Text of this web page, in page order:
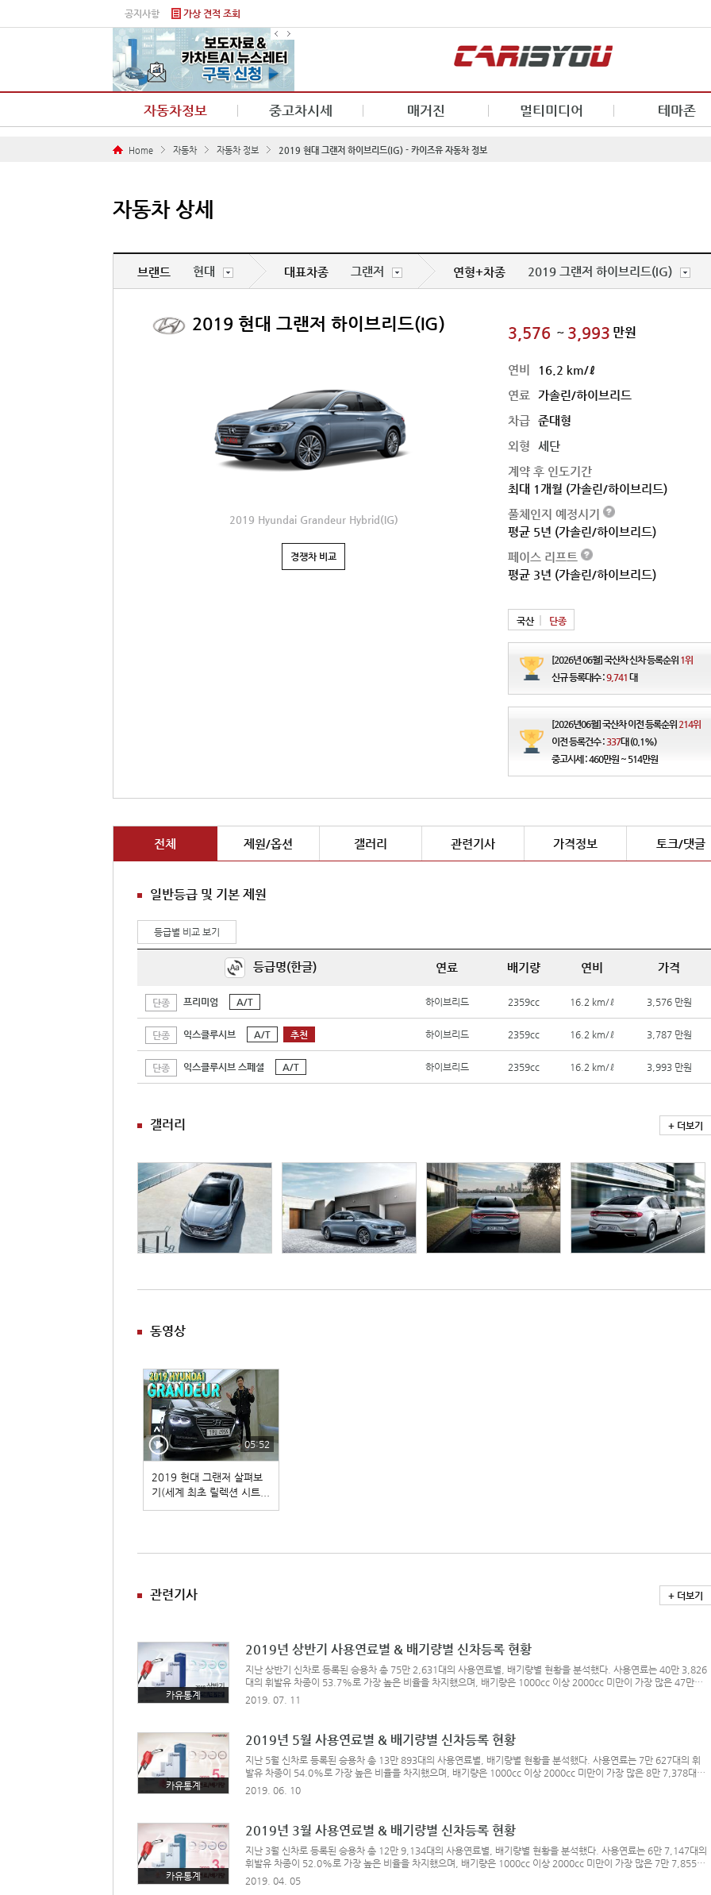
공지사항 가상 견적 조회
자동차정보 중고차시세 매거진 멀티미디어 테마존
Home 자동차 자동차 정보 2019 현대 그랜저 하이브리드(IG) - 카이즈유 자동차 정보
자동차 상세
브랜드 현대 대표차종 그랜저 연형+차종 2019 그랜저 하이브리드(IG)
2019 현대 그랜저 하이브리드(IG)
2019 Hyundai Grandeur Hybrid(IG)
경쟁차 비교
3,576 ~ 3,993 만원
연비
16.2 km/ℓ
연료
가솔린/하이브리드
차급 준대형
외형
세단
계약 후 인도기간
최대 1개월 (가솔린/하이브리드)
풀체인지 예정시기
평균 5년 (가솔린/하이브리드)
페이스 리프트
평균 3년 (가솔린/하이브리드)
국산 단종
[2026년 06월] 국산차 신차 등록순위 1위
신규 등록대수 :9,741 대
[2026년06월] 국산차 이전 등록순위 214위
이전 등록건수 : 337대 (0.1%)
중고시세 : 460만원 ~ 514만원
2018 기아 뉴 K7 하이브리드(YG)
16.2 ㎞/ℓ
3,522 ~ 3,900만원
2020 기아 K7 프리
가격
3,620 ~
전체 제원/옵션 갤러리 관련기사 가격정보 토크/댓글
일반등급 및 기본 제원
등급별 비교 보기
등급명(한글) 연료 배기량 연비 가격
단종 프리미엄 A/T 하이브리드 2359cc 16.2 km/ℓ 3,576 만원
단종 익스클루시브 A/T 추천 하이브리드 2359cc 16.2 km/ℓ 3,787 만원
단종 익스클루시브 스페셜 A/T 하이브리드 2359cc 16.2 km/ℓ 3,993 만원
갤러리 + 더보기
동영상
2019 현대 그랜저 살펴보
기(세계 최초 릴렉션 시트...
05:52
관련기사 + 더보기
카유통계
2019년 상반기 사용연료별 & 배기량별 신차등록 현황
지난 상반기 신차로 등록된 승용차 총 75만 2,631대의 사용연료별, 배기량별 현황을 분석했다. 사용연료는 40만 3,826
대의 휘발유 차종이 53.7%로 가장 높은 비율을 차지했으며, 배기량은 1000cc 이상 2000cc 미만이 가장 많은 47만
6,202대로 63.1%를 차지했다.연료별 / 배기량별 그래프 > 하단 버튼 클릭!휘발유 차종 중에는 현대 그랜저의 신차등록
대수가 가장 많았고, 이어서 현대 아반떼와 쏘나타가 상위권을 형성했다. 경유 차종은 현대 싼타페, 기아 카니발, 기아 쏘
2019. 07. 11
카유통계
2019년 5월 사용연료별 & 배기량별 신차등록 현황
지난 5월 신차로 등록된 승용차 총 13만 893대의 사용연료별, 배기량별 현황을 분석했다. 사용연료는 7만 627대의 휘
발유 차종이 54.0%로 가장 높은 비율을 차지했으며, 배기량은 1000cc 이상 2000cc 미만이 가장 많은 8만 7,378대로
66.8%를 차지했다.연료별 / 배기량별 그래프 > 하단 버튼 클릭!휘발유 차종 중에는 현대 쏘나타의 신차등록대수가 가
장 많았고, 이어서 현대 아반떼와 그랜저가 상위권을 형성했다. 경유 차종은 기아 카니발, 현대 싼타페, 기아 쏘렌토가 상
2019. 06. 10
카유통계
2019년 3월 사용연료별 & 배기량별 신차등록 현황
지난 3월 신차로 등록된 승용차 총 12만 9,134대의 사용연료별, 배기량별 현황을 분석했다. 사용연료는 6만 7,147대의
휘발유 차종이 52.0%로 가장 높은 비율을 차지했으며, 배기량은 1000cc 이상 2000cc 미만이 가장 많은 7만 7,855대
로 60.3%를 차지했다.연료별 / 배기량별 그래프 > 하단 버튼 클릭!휘발유 차종 중에는 현대 그랜저의 신차등록대수가
가장 많았고, 이어서 현대 아반떼와 기아 모닝이 상위권을 형성했다. 경유 차종은 현대 싼타페, 기아 카니발, 기아 쏘렌토
2019. 04. 05